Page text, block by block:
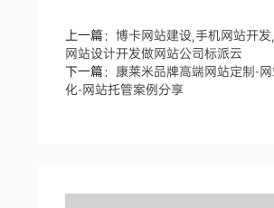
上一篇：博卡网站建设,手机网站开
网站设计开发做网站公司标派云
下一篇： 康莱米品牌高端网站定制-
化-网站托管案例分享